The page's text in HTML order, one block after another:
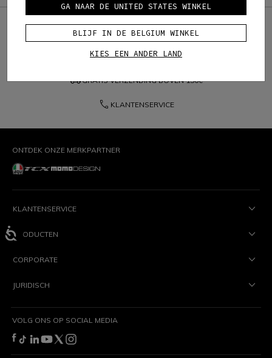
credit_card VEILIG & BEVEILIGDE BETALING
GRATIS RETOURNEREN TOT 15 DAGEN
local_shippingGRATIS VERZENDING BOVEN 150€
phone KLANTENSERVICE
ONTDEK ONZE MERKPARTNER
KLANTENSERVICE
PRODUCTEN
CORPORATE
JURIDISCH
VOLG ONS OP SOCIAL MEDIA
GA NAAR DE UNITED STATES WINKEL
BLIJF IN DE BELGIUM WINKEL
KIES EEN ANDER LAND